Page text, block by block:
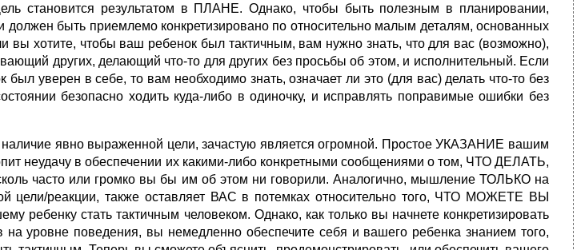
становится результатом в ПЛАНЕ. Однако, чтобы быть полезным в планировании,
должен быть приемлемо конкретизировано по относительно малым деталям, основанных
вы хотите, чтобы ваш ребенок был тактичным, вам нужно знать, что для вас (возможно),
других, делающий что-то для других без просьбы об этом, и исполнительный. Если
уверен в себе, то вам необходимо знать, означает ли это (для вас) делать что-то без
безопасно ходить куда-либо в одиночку, и исправлять поправимые ошибки без
наличие явно выраженной цели, зачастую является огромной. Простое УКАЗАНИЕ вашим
неудачу в обеспечении их какими-либо конкретными сообщениями о том, ЧТО ДЕЛАТЬ,
часто или громко вы бы им об этом ни говорили. Аналогично, мышление ТОЛЬКО на
цели/реакции, также оставляет ВАС в потемках относительно того, ЧТО МОЖЕТЕ ВЫ
ребенку стать тактичным человеком. Однако, как только вы начнете конкретизировать
на уровне поведения, вы немедленно обеспечите себя и вашего ребенка знанием того,